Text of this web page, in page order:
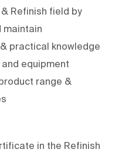
Refinish field by
maintain
practical knowledge
equipment
range &
in the Refinish